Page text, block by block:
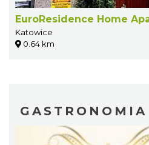
EuroResidence Home
Katowice
0.64 km